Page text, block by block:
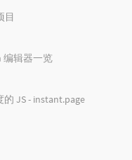
目
编辑器一览
JS - instant.page